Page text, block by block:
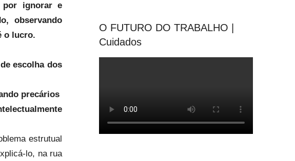
por ignorar e
observando
o lucro.
escolha dos
precários
estrutual
lo, na rua
O FUTURO DO TRABALHO |
Cuidados